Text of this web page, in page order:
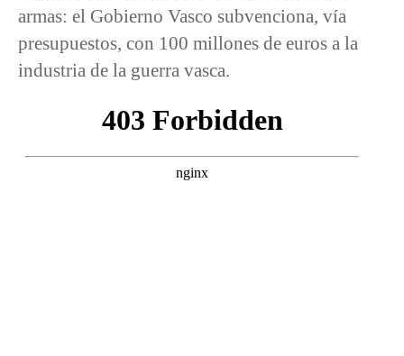
armas: el Gobierno Vasco subvenciona, vía
presupuestos, con 100 millones de euros a la
industria de la guerra vasca.